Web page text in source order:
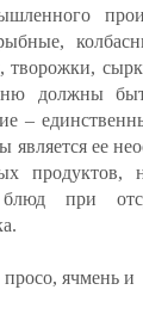
должны
–
ее
продуктов,
при
ячмень и